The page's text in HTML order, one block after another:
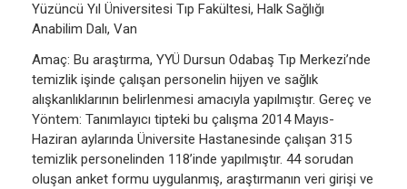
Yüzüncü Yıl Üniversitesi Tıp Fakültesi, Halk Sağlığı
Anabilim Dalı, Van
Amaç: Bu araştırma, YYÜ Dursun Odabaş Tıp Merkezi’nde
temizlik işinde çalışan personelin hijyen ve sağlık
alışkanlıklarının belirlenmesi amacıyla yapılmıştır. Gereç ve
Yöntem: Tanımlayıcı tipteki bu çalışma 2014 Mayıs-
Haziran aylarında Üniversite Hastanesinde çalışan 315
temizlik personelinden 118’inde yapılmıştır. 44 sorudan
oluşan anket formu uygulanmış, araştırmanın veri girişi ve